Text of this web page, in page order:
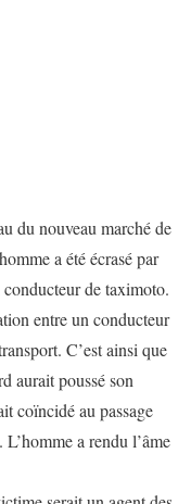
du nouveau marché de
a été écrasé par
de taximoto.
entre un conducteur
C’est ainsi que
aurait poussé son
coïncidé au passage
a rendu l’âme